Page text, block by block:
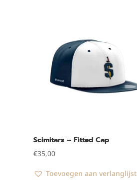
Scimitars – Fitted Cap
€35,00
Toevoegen aan verlanglijst